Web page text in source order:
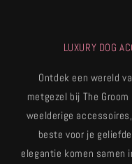
LUXURY DOG
Ontdek een wereld
metgezel bij The
weelderige
beste voor je
elegantie komen samen